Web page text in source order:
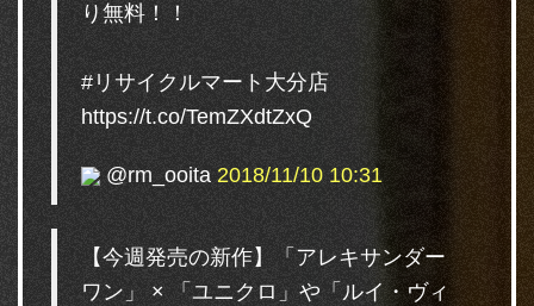
り無料！！
#リサイクルマート大分店
https://t.co/TemZXdtZxQ
@rm_ooita 2018/11/10 10:31
【今週発売の新作】「アレキサンダー
ワン」 × 「ユニクロ」や「ルイ・ヴィ